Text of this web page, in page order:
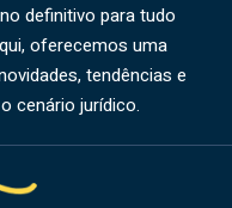
definitivo para tudo
oferecemos uma
tendências e
cenário jurídico.